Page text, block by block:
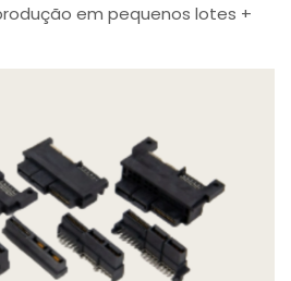
em pequenos lotes +